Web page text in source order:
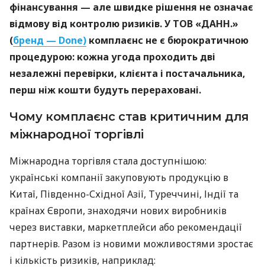
фінансування — але швидке рішення не означає
відмову від контролю ризиків. У ТОВ «ДАНН.»
(бренд — Done) комплаєнс не є бюрократичною
процедурою: кожна угода проходить дві
незалежні перевірки, клієнта і постачальника,
перш ніж кошти будуть перераховані.
Чому комплаєнс став критичним для
міжнародної торгівлі
Міжнародна торгівля стала доступнішою:
українські компанії закуповують продукцію в
Китаї, Південно-Східної Азії, Туреччині, Індії та
країнах Європи, знаходячи нових виробників
через виставки, маркетплейси або рекомендації
партнерів. Разом із новими можливостями зростає
і кількість ризиків, наприклад: